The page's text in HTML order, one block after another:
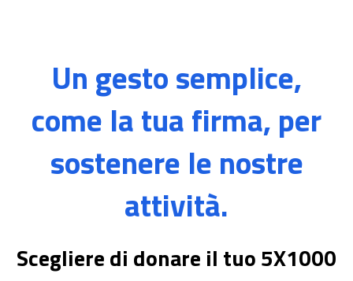
Un gesto semplice,
come la tua firma, per
sostenere le nostre
attività.
Scegliere di donare il tuo 5X1000